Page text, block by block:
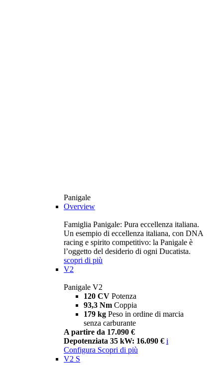
Panigale
Overview
Famiglia Panigale: Pura eccellenza italiana.
Un esempio di eccellenza italiana, con DNA
racing e spirito competitivo: la Panigale è
l’oggetto del desiderio di ogni Ducatista.
scopri di più
V2
Panigale V2
120 CV Potenza
93,3 Nm Coppia
179 kg Peso in ordine di marcia
senza carburante
A partire da 17.090 €
Depotenziata 35 kW: 16.090 € i
Configura Scopri di più
V2 S